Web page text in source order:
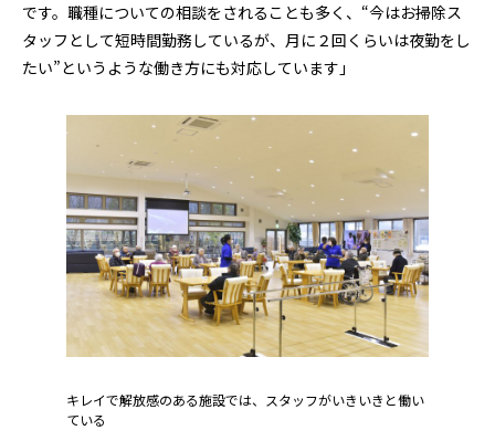
です。職種についての相談をされることも多く、“今はお掃除ス
タッフとして短時間勤務しているが、月に２回くらいは夜勤をし
たい”というような働き方にも対応しています」
キレイで解放感のある施設では、スタッフがいきいきと働い
ている